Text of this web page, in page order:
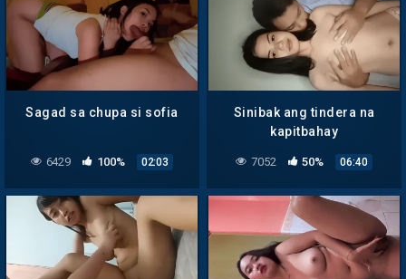
Sagad sa chupa si sofia
6429 100% 02:03
Sinibak ang tindera na
kapitbahay
7052 50% 06:40